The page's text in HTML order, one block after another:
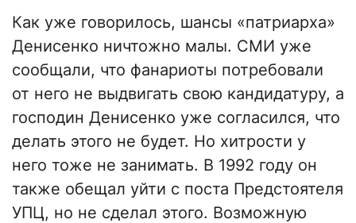
Как уже говорилось, шансы «патриарха»
Денисенко ничтожно малы. СМИ уже
сообщали, что фанариоты потребовали
от него не выдвигать свою кандидатуру, а
господин Денисенко уже согласился, что
делать этого не будет. Но хитрости у
него тоже не занимать. В 1992 году он
также обещал уйти с поста Предстоятеля
УПЦ, но не сделал этого. Возможную